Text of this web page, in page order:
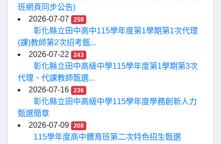
班網頁同步公告)
2026-07-07
258
彰化縣立田中高中115學年度第1學期第1次代理
(課)教師第2次招考甄...
2026-07-22
243
彰化縣立田中高級中學115學年度第1學期第3次
代理、代課教師甄選...
2026-07-16
236
彰化縣立田中高級中學115學年度學務創新人力
甄選簡章
2026-07-09
208
115學年度高中體育班第二次特色招生甄選